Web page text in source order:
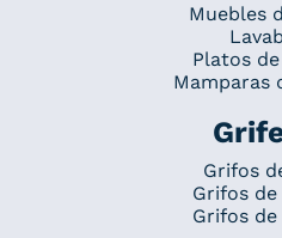
Muebles
Platos
Mamparas
Grifos
Grifos
Grifos de